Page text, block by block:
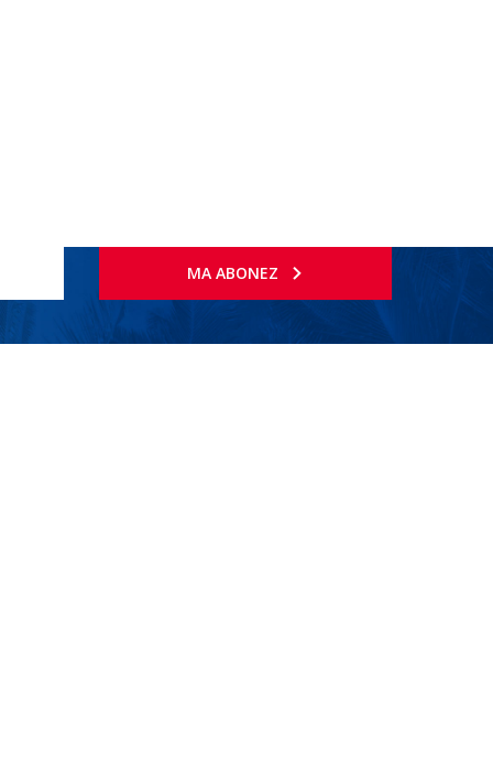
si umbrele gratuite la piscina.
MA ABONEZ